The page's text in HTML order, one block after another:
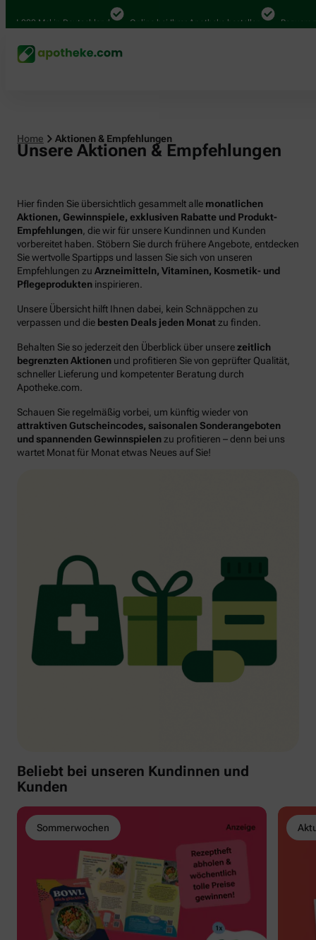
Mal in Deutschland Online bei Ihrer Apotheke bestellen Bequem
Home Aktionen & Empfehlungen
Unsere Aktionen & Empfehlungen
Hier finden Sie übersichtlich gesammelt alle monatlichen
Aktionen, Gewinnspiele, exklusiven Rabatte und Produkt-
Empfehlungen , die wir für unsere Kundinnen und Kunden
vorbereitet haben. Stöbern Sie durch frühere Angebote, entdecken
Sie wertvolle Spartipps und lassen Sie sich von unseren
Empfehlungen zu Arzneimitteln, Vitaminen, Kosmetik- und
Pflegeprodukten inspirieren.
Unsere Übersicht hilft Ihnen dabei, kein Schnäppchen zu
verpassen und die besten Deals jeden Monatzu finden.
Behalten Sie so jederzeit den Überblick über unserezeitlich
begrenzten Aktionen und profitieren Sie von geprüfter Qualität,
schneller Lieferung und kompetenter Beratung durch
Apotheke.com.
Schauen Sie regelmäßig vorbei, um künftig wieder von
attraktiven Gutscheincodes, saisonalen Sonderangeboten
und spannenden Gewinnspielenzu profitieren – denn bei uns
wartet Monat für Monat etwas Neues auf Sie!
Beliebt bei unseren Kundinnen und
Kunden
Sommerwochen